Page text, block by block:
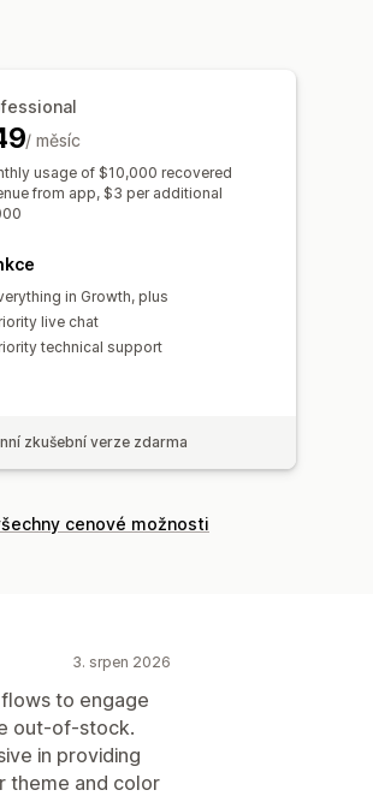
Analytika
/ měsíc
usage of $10,000 recovered
from app, $3 per additional
in Growth, plus
live chat
technical support
zkušební verze zdarma
cenové možnosti
3. srpen 2026
to engage
out-of-stock.
in providing
theme and color